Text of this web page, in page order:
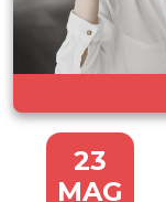
23
MAG